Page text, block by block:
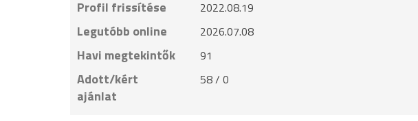
Profil frissítése 2022.08.19
Legutóbb online 2026.07.08
Havi megtekintők 91
Adott/kért
ajánlat
58 / 0